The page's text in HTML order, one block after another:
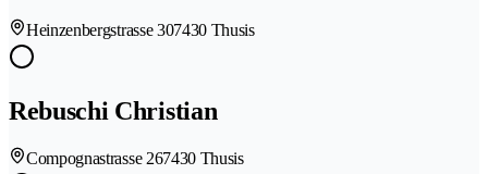
Heinzenbergstrasse 307430 Thusis
Rebuschi Christian
Compognastrasse 267430 Thusis